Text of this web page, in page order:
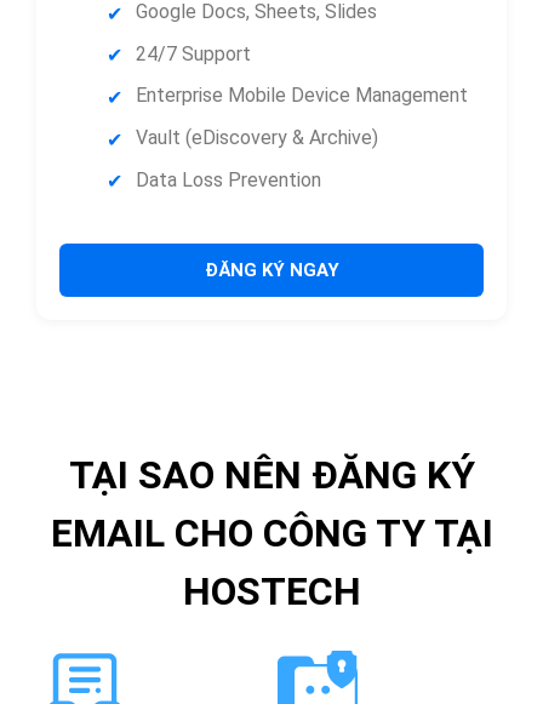
Google Docs, Sheets, Slides
24/7 Support
Enterprise Mobile Device Management
Vault (eDiscovery & Archive)
Data Loss Prevention
ĐĂNG KÝ NGAY
TẠI SAO NÊN ĐĂNG KÝ
EMAIL CHO CÔNG TY TẠI
HOSTECH